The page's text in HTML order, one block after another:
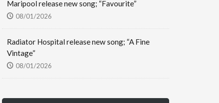
Maripool release new song; “Favourite”
08/01/2026
Radiator Hospital release new song; “A Fine
Vintage”
08/01/2026